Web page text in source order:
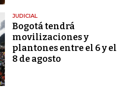
JUDICIAL
Bogotá tendrá
movilizaciones y
plantones entre el 6 y el
8 de agosto